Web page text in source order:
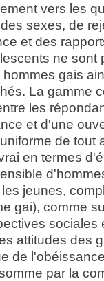
vers les
sexes, de
et des
ne sont
gais
La gamme
les
et d'une
de tout
en termes
jeunes,
gai), comme
sociales
attitudes des
de
par la